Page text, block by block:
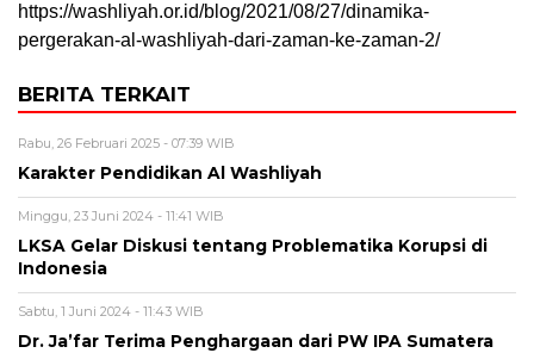
https://washliyah.or.id/blog/2021/08/27/dinamika-
pergerakan-al-washliyah-dari-zaman-ke-zaman-2/
BERITA TERKAIT
Rabu, 26 Februari 2025 - 07:39 WIB
Karakter Pendidikan Al Washliyah
Minggu, 23 Juni 2024 - 11:41 WIB
LKSA Gelar Diskusi tentang Problematika Korupsi di
Indonesia
Sabtu, 1 Juni 2024 - 11:43 WIB
Dr. Ja’far Terima Penghargaan dari PW IPA Sumatera